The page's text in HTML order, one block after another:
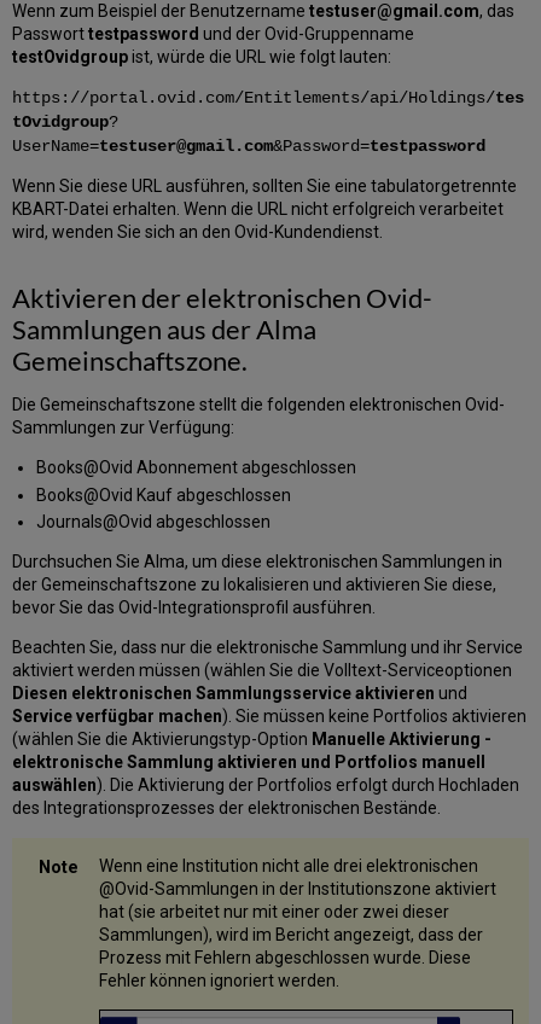
Wenn zum Beispiel der Benutzernametestuser@gmail.com, das
Passworttestpassword und der Ovid-Gruppenname
testOvidgroupist, würde die URL wie folgt lauten:
https://portal.ovid.com/Entitlements/api/Holdings/tes
tOvidgroup?
UserName=testuser@gmail.com&Password=testpassword
Wenn Sie diese URL ausführen, sollten Sie eine tabulatorgetrennte
KBART-Datei erhalten. Wenn die URL nicht erfolgreich verarbeitet
wird, wenden Sie sich an den Ovid-Kundendienst.
Aktivieren der elektronischen Ovid-
Sammlungen aus der Alma
Gemeinschaftszone.
Die Gemeinschaftszone stellt die folgenden elektronischen Ovid-
Sammlungen zur Verfügung:
Books@Ovid Abonnement abgeschlossen
Books@Ovid Kauf abgeschlossen
Journals@Ovid abgeschlossen
Durchsuchen Sie Alma, um diese elektronischen Sammlungen in
der Gemeinschaftszone zu lokalisieren und aktivieren Sie diese,
bevor Sie das Ovid-Integrationsprofil ausführen.
Beachten Sie, dass nur die elektronische Sammlung und ihr Service
aktiviert werden müssen (wählen Sie die Volltext-Serviceoptionen
Diesen elektronischen Sammlungsservice aktivieren und
Service verfügbar machen). Sie müssen keine Portfolios aktivieren
(wählen Sie die Aktivierungstyp-Option Manuelle Aktivierung -
elektronische Sammlung aktivieren und Portfolios manuell
auswählen). Die Aktivierung der Portfolios erfolgt durch Hochladen
des Integrationsprozesses der elektronischen Bestände.
Wenn eine Institution nicht alle drei elektronischen
@Ovid-Sammlungen in der Institutionszone aktiviert
hat (sie arbeitet nur mit einer oder zwei dieser
Sammlungen), wird im Bericht angezeigt, dass der
Prozess mit Fehlern abgeschlossen wurde. Diese
Fehler können ignoriert werden.